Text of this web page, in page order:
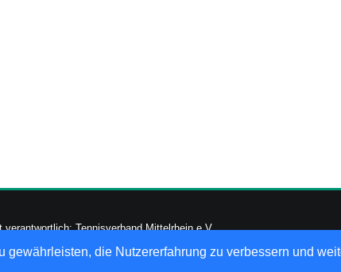
die Nutzererfahrung zu verbessern und
verantwortlich: Tennisverband Mittelrhein e.V.
GmbH - Automatisierte internetgestützte Netzwerklösungen
Datenschutz